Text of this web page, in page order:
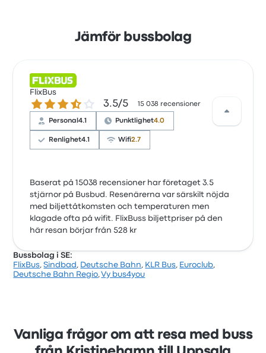
Jämför bussbolag
FlixBus
3.5 ur 5 stjärnor 3.5/5 15 038 recensioner
Personal4.1 Punktlighet4.0
Renlighet4.1 Wifi2.7
Baserat på 15038 recensioner har företaget 3.5
stjärnor på Busbud. Resenärerna var särskilt nöjda
med biljettåtkomsten och temperaturen men
klagade ofta på wifit. FlixBuss biljettpriser på den
här resan börjar från 528 kr
Bussbolag i SE:
FlixBus,Sindbad , Deutsche Bahn, KLR Bus, Euroclub,
Deutsche Bahn Regio,Vy bus4you
Vanliga frågor om att resa med buss